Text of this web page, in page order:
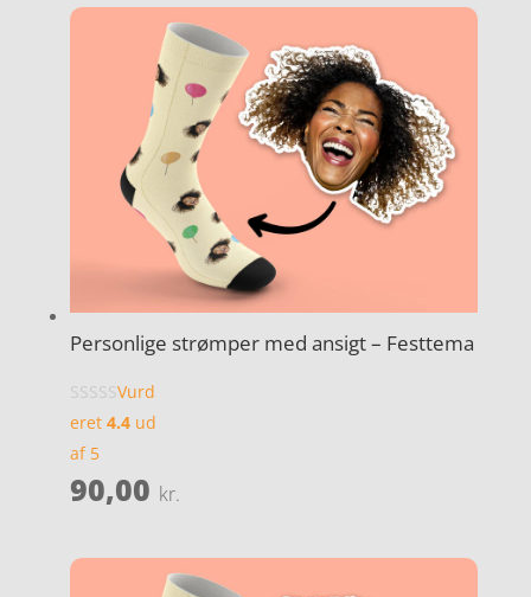
Personlige strømper med ansigt – Festtema
Vurd
eret 4.4ud
af 5
90,00 kr.